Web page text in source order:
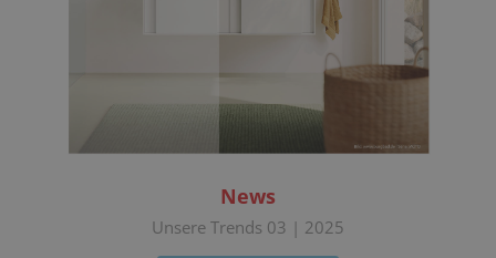
News
Unsere Trends 03 | 2025